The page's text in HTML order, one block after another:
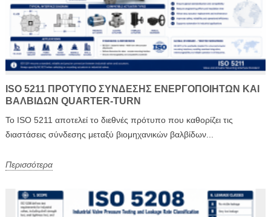
ISO 5211 ΠΡΌΤΥΠΟ ΣΎΝΔΕΣΗΣ ΕΝΕΡΓΟΠΟΙΗΤΏΝ ΚΑΙ
ΒΑΛΒΊΔΩΝ QUARTER-TURN
Το ISO 5211 αποτελεί το διεθνές πρότυπο που καθορίζει τις
διαστάσεις σύνδεσης μεταξύ βιομηχανικών βαλβίδων...
Περισσότερα